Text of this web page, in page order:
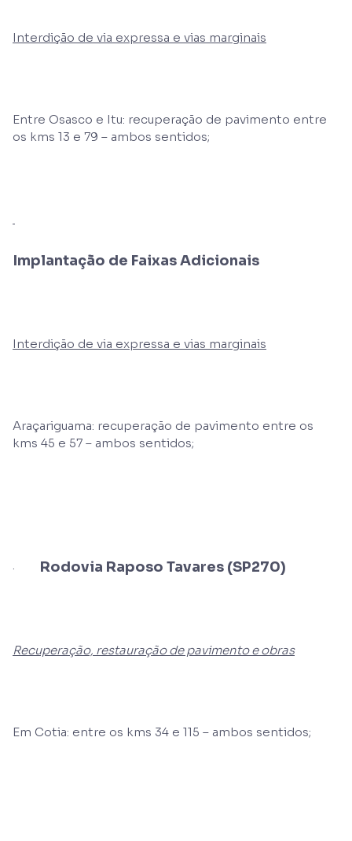
Interdição de via expressa e vias marginais
Entre Osasco e Itu: recuperação de pavimento entre
os kms 13 e 79 – ambos sentidos;
Implantação de Faixas Adicionais
Interdição de via expressa e vias marginais
Araçariguama: recuperação de pavimento entre os
kms 45 e 57 – ambos sentidos;
· Rodovia Raposo Tavares (SP270)
Recuperação, restauração de pavimento e obras
Em Cotia: entre os kms 34 e 115 – ambos sentidos;